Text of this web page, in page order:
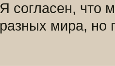
Я согласен, что
разных мира, но